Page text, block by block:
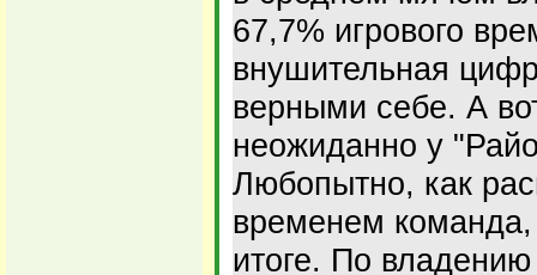
67,7% игрового
внушительная
верными себе. А
неожиданно у
Любопытно, как
временем
итоге. По